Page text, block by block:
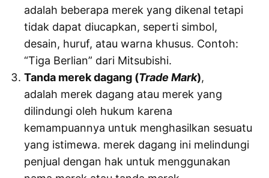
adalah beberapa merek yang dikenal tetapi
tidak dapat diucapkan, seperti simbol,
desain, huruf, atau warna khusus. Contoh:
“Tiga Berlian” dari Mitsubishi.
Tanda merek dagang (Trade Mark),
adalah merek dagang atau merek yang
dilindungi oleh hukum karena
kemampuannya untuk menghasilkan sesuatu
yang istimewa. merek dagang ini melindungi
penjual dengan hak untuk menggunakan